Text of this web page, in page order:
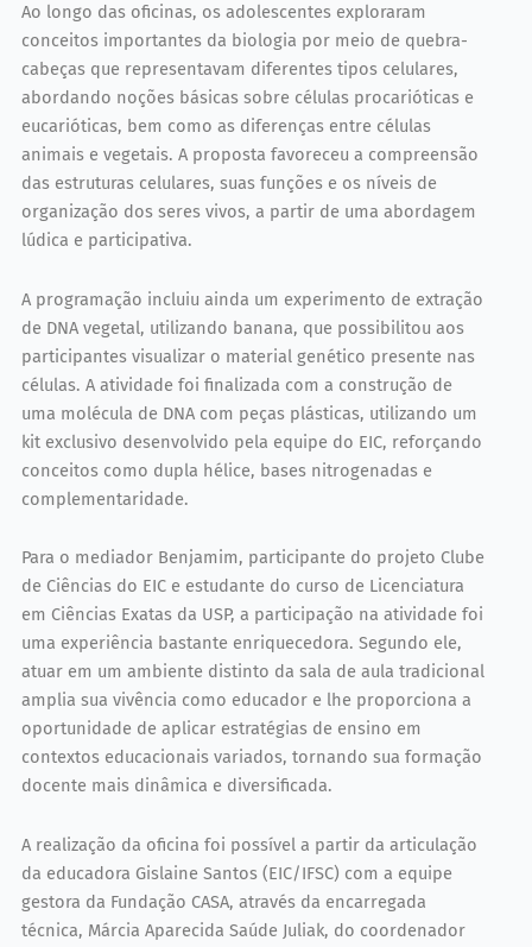
Ao longo das oficinas, os adolescentes exploraram
conceitos importantes da biologia por meio de quebra-
cabeças que representavam diferentes tipos celulares,
abordando noções básicas sobre células procarióticas e
eucarióticas, bem como as diferenças entre células
animais e vegetais. A proposta favoreceu a compreensão
das estruturas celulares, suas funções e os níveis de
organização dos seres vivos, a partir de uma abordagem
lúdica e participativa.
A programação incluiu ainda um experimento de extração
de DNA vegetal, utilizando banana, que possibilitou aos
participantes visualizar o material genético presente nas
células. A atividade foi finalizada com a construção de
uma molécula de DNA com peças plásticas, utilizando um
kit exclusivo desenvolvido pela equipe do EIC, reforçando
conceitos como dupla hélice, bases nitrogenadas e
complementaridade.
Para o mediador Benjamim, participante do projeto Clube
de Ciências do EIC e estudante do curso de Licenciatura
em Ciências Exatas da USP, a participação na atividade foi
uma experiência bastante enriquecedora. Segundo ele,
atuar em um ambiente distinto da sala de aula tradicional
amplia sua vivência como educador e lhe proporciona a
oportunidade de aplicar estratégias de ensino em
contextos educacionais variados, tornando sua formação
docente mais dinâmica e diversificada.
A realização da oficina foi possível a partir da articulação
da educadora Gislaine Santos (EIC/IFSC) com a equipe
gestora da Fundação CASA, através da encarregada
técnica, Márcia Aparecida Saúde Juliak, do coordenador